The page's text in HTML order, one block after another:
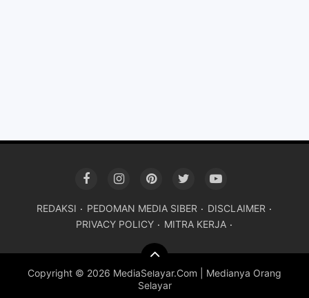
REDAKSI PEDOMAN MEDIA SIBER
DISCLAIMER
PRIVACY POLICY
MITRA KERJA
Copyright © 2026 MediaSelayar.Com | Medianya Orang
Selayar